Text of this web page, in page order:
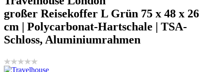
großer Reisekoffer L Grün 75 x 48 x 26
cm | Polycarbonat-Hartschale | TSA-
Schloss, Aluminiumrahmen